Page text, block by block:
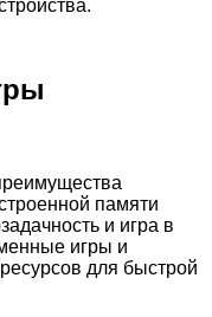
памяти
и игра в
игры и
для быстрой